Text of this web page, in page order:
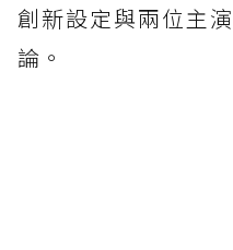
創新設定與兩位主
論。